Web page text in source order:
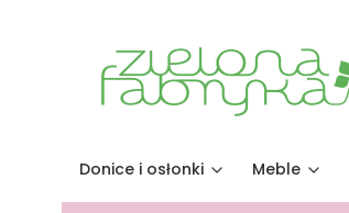
Donice i osłonki Meble